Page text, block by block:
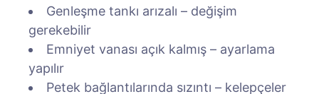
Genleşme tankı arızalı – değişim
gerekebilir
Emniyet vanası açık kalmış – ayarlama
yapılır
Petek bağlantılarında sızıntı – kelepçeler